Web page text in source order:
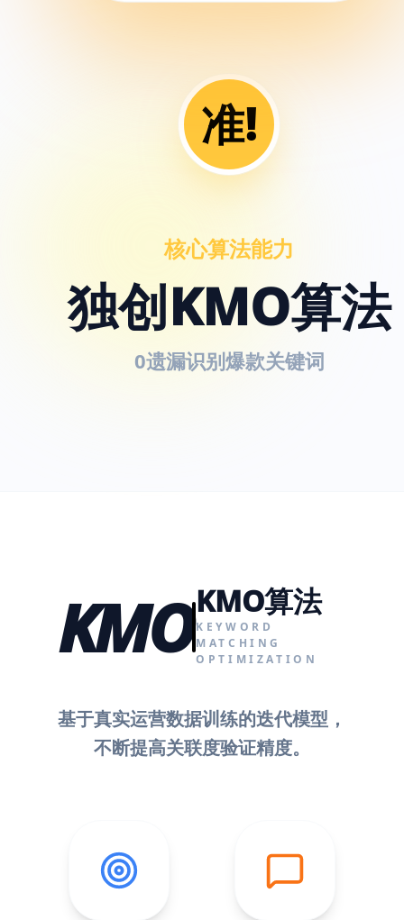
准!
核心算法能力
独创KMO算法
0遗漏识别爆款关键词
KMOKMO算法
KEYWORD
MATCHING
OPTIMIZATION
基于真实运营数据训练的迭代模型，
不断提高关联度验证精度。